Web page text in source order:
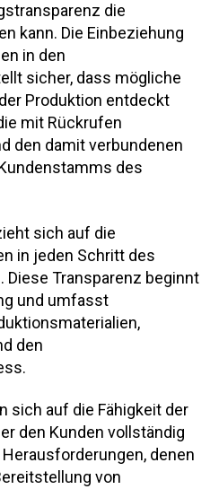
die
kann. Die Einbeziehung
in den
sicher, dass mögliche
Produktion entdeckt
mit Rückrufen
den damit verbundenen
des
sich auf die
in jeden Schritt des
Transparenz beginnt
und umfasst
den
sich auf die Fähigkeit der
den Kunden vollständig
denen
von